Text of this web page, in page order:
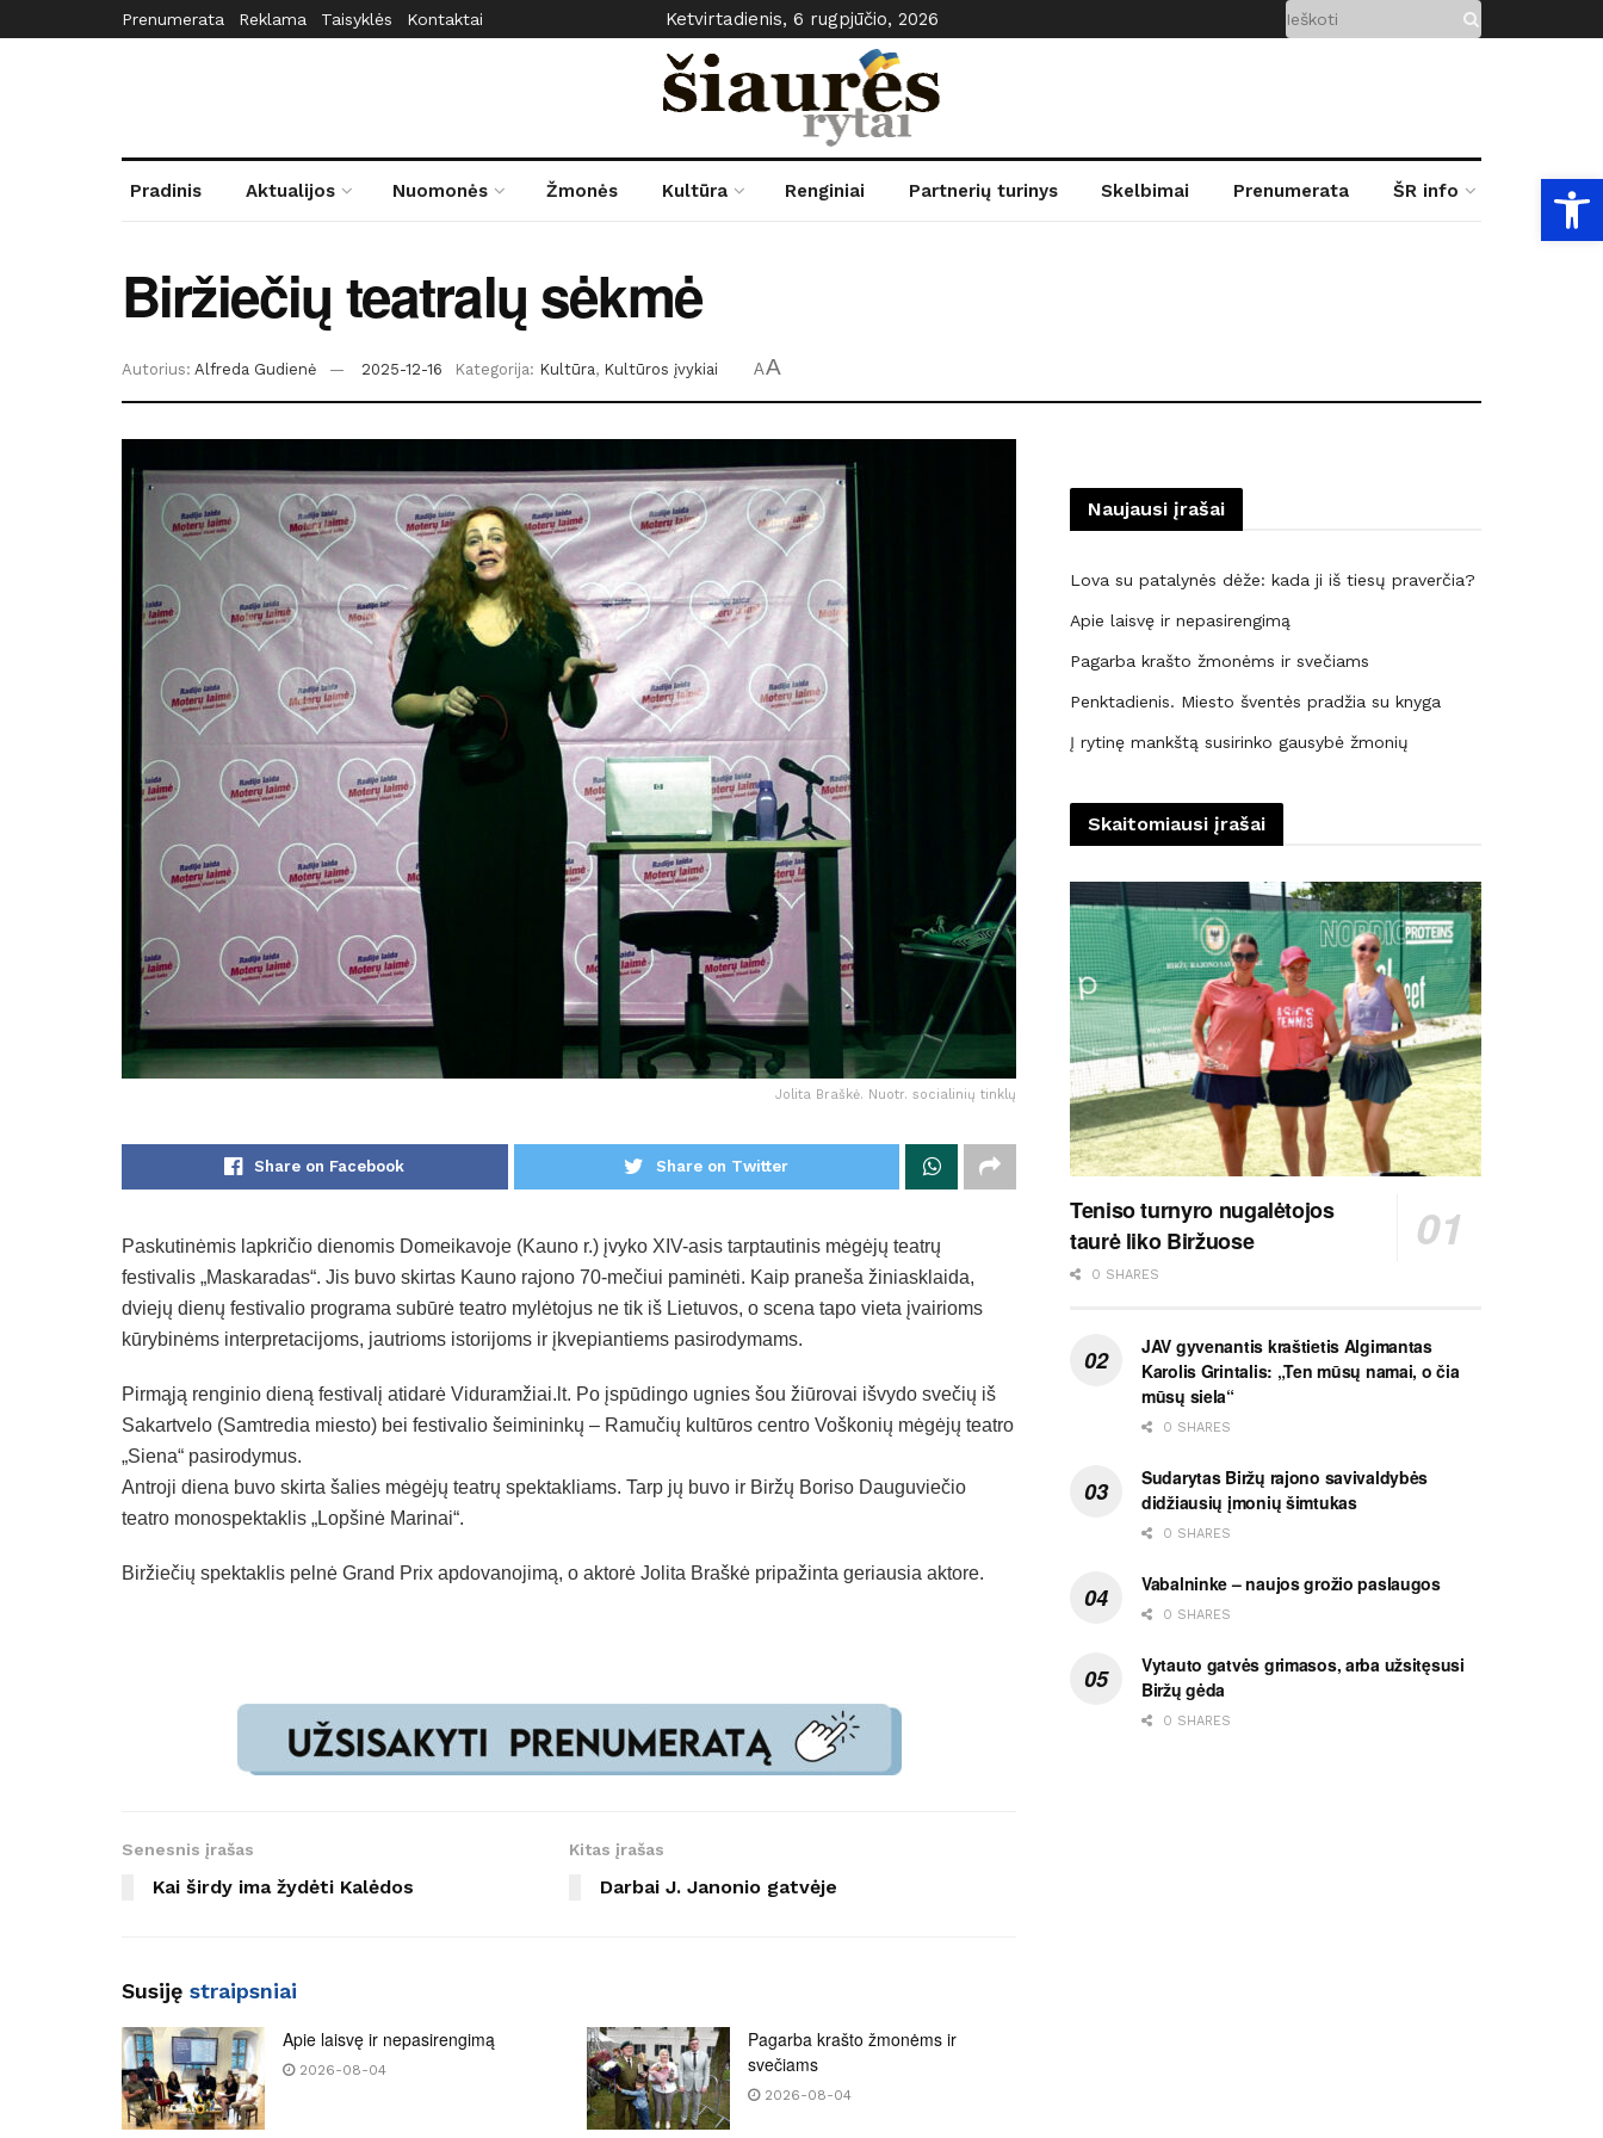
Prenumerata Reklama Taisyklės Kontaktai Ketvirtadienis, 6 rugpjūčio, 2026
Pradinis Aktualijos Nuomonės Žmonės Kultūra Renginiai Partnerių turinys Skelbimai Prenumerata ŠR info
Biržiečių teatralų sėkmė
Autorius: Alfreda Gudienė 2025-12-16 Kategorija: Kultūra, Kultūros įvykiai AA
Jolita Braškė. Nuotr. socialinių tinklų
Share on Facebook Share on Twitter
Paskutinėmis lapkričio dienomis Domeikavoje (Kauno r.) įvyko XIV-asis tarptautinis mėgėjų teatrų
festivalis „Maskaradas“. Jis buvo skirtas Kauno rajono 70-mečiui paminėti. Kaip praneša žiniasklaida,
dviejų dienų festivalio programa subūrė teatro mylėtojus ne tik iš Lietuvos, o scena tapo vieta įvairioms
kūrybinėms interpretacijoms, jautrioms istorijoms ir įkvepiantiems pasirodymams.
Pirmąją renginio dieną festivalį atidarė Viduramžiai.lt. Po įspūdingo ugnies šou žiūrovai išvydo svečių iš
Sakartvelo (Samtredia miesto) bei festivalio šeimininkų – Ramučių kultūros centro Voškonių mėgėjų teatro
„Siena“ pasirodymus.
Antroji diena buvo skirta šalies mėgėjų teatrų spektakliams. Tarp jų buvo ir Biržų Boriso Dauguviečio
teatro monospektaklis „Lopšinė Marinai“.
Biržiečių spektaklis pelnė Grand Prix apdovanojimą, o aktorė Jolita Braškė pripažinta geriausia aktore.
Senesnis įrašas
Kai širdy ima žydėti Kalėdos
Kitas įrašas
Darbai J. Janonio gatvėje
Susiję straipsniai
Apie laisvę ir nepasirengimą
2026-08-04
Pagarba krašto žmonėms ir
svečiams
2026-08-04
Naujausi įrašai
Lova su patalynės dėže: kada ji iš tiesų praverčia?
Apie laisvę ir nepasirengimą
Pagarba krašto žmonėms ir svečiams
Penktadienis. Miesto šventės pradžia su knyga
Į rytinę mankštą susirinko gausybė žmonių
Skaitomiausi įrašai
Teniso turnyro nugalėtojos
taurė liko Biržuose
0 SHARES
JAV gyvenantis kraštietis Algimantas
Karolis Grintalis: „Ten mūsų namai, o čia
mūsų siela“
0 SHARES
Sudarytas Biržų rajono savivaldybės
didžiausių įmonių šimtukas
0 SHARES
Vabalninke – naujos grožio paslaugos
0 SHARES
Vytauto gatvės grimasos, arba užsitęsusi
Biržų gėda
0 SHARES